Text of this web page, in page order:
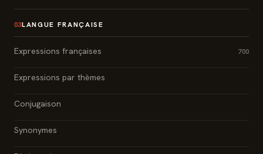
03LANGUE FRANÇAISE
Expressions françaises 700
Expressions par thèmes
Conjugaison
Synonymes